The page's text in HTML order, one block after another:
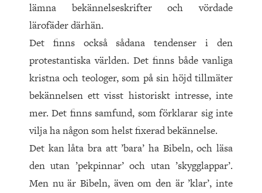
lämna bekännelseskrifter och vördade
lärofäder därhän.
Det finns också sådana tendenser i den
protestantiska världen. Det finns både vanliga
kristna och teologer, som på sin höjd tillmäter
bekännelsen ett visst historiskt intresse, inte
mer. Det finns samfund, som förklarar sig inte
vilja ha någon som helst fixerad bekännelse.
Det kan låta bra att ’bara’ ha Bibeln, och läsa
den utan ’pekpinnar’ och utan ’skygglappar’.
Men nu är Bibeln, även om den är ’klar’, inte